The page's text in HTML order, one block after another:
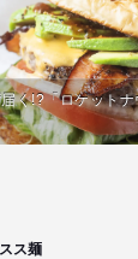
く!?「ロケット
ス麺